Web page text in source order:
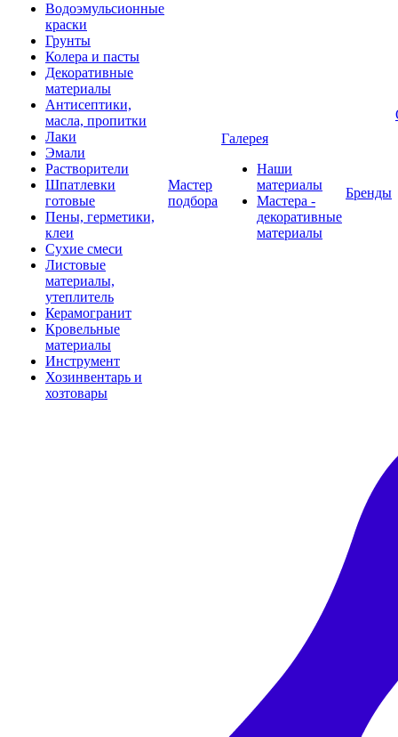
Водоэмульсионные
краски
Грунты
Колера и пасты
Декоративные
материалы
Антисептики,
масла, пропитки
Лаки
Эмали
Растворители
Шпатлевки
готовые
Пены, герметики,
клеи
Сухие смеси
Листовые
материалы,
утеплитель
Керамогранит
Кровельные
материалы
Инструмент
Хозинвентарь и
хозтовары
Мастер
подбора
Галерея
Наши
материалы
Мастера -
декоративные
материалы
Бренды